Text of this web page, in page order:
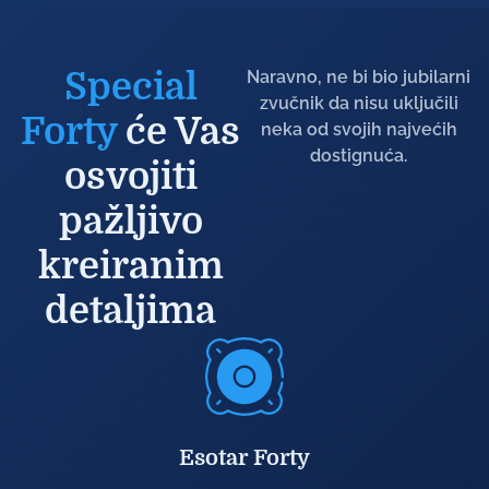
Special
Fortyće Vas
osvojiti
pažljivo
kreiranim
detaljima
Naravno, ne bi bio jubilarni
zvučnik da nisu uključili
neka od svojih najvećih
dostignuća.
Esotar Forty